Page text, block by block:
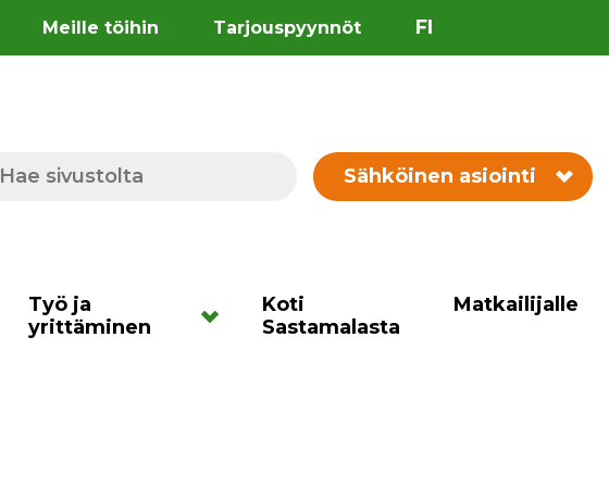
Meille töihin Tarjouspyynnöt FI
Sähköinen asiointi
Työ ja
yrittäminen
Koti
Sastamalasta
Matkailijalle